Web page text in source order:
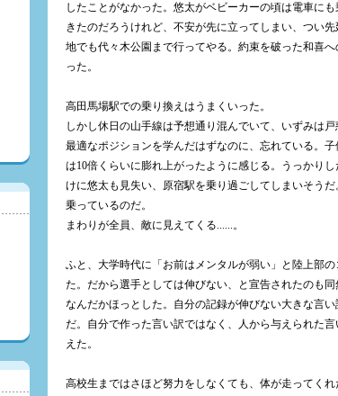
したことがなかった。悠太がベビーカーの頃は電車に
きたのだろうけれど、不安が先に立ってしまい、つい
地でも代々木公園まで行ってやる。約束を破った和喜
った。
高田馬場駅での乗り換えはうまくいった。
しかし休日の山手線は予想通り混んでいて、いずみは
最適なポジションを学んだはずなのに、忘れている。
は10倍くらいに膨れ上がったように感じる。うっかり
けに悠太も見失い、原宿駅を乗り過ごしてしまいそう
乗っているのだ。
まわりが全員、敵に見えてくる......。
ふと、大学時代に「お前はメンタルが弱い」と陸上部
た。だから選手としては伸びない、と宣告されたのも同
なんだかほっとした。自分の記録が伸びない大きな言
だ。自分で作った言い訳ではなく、人から与えられた
えた。
高校生まではさほど努力をしなくても、体が走ってくれ